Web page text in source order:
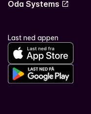
Oda Systems
Last ned appen